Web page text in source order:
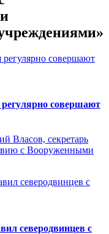
регулярно совершают
Власов, секретарь
с Вооруженными
северодвинцев с